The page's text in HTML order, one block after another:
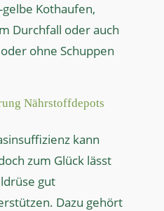
Kothaufen,
Durchfall oder auch
ohne Schuppen
Nährstoffdepots
kann
zum Glück lässt
gut
Dazu gehört